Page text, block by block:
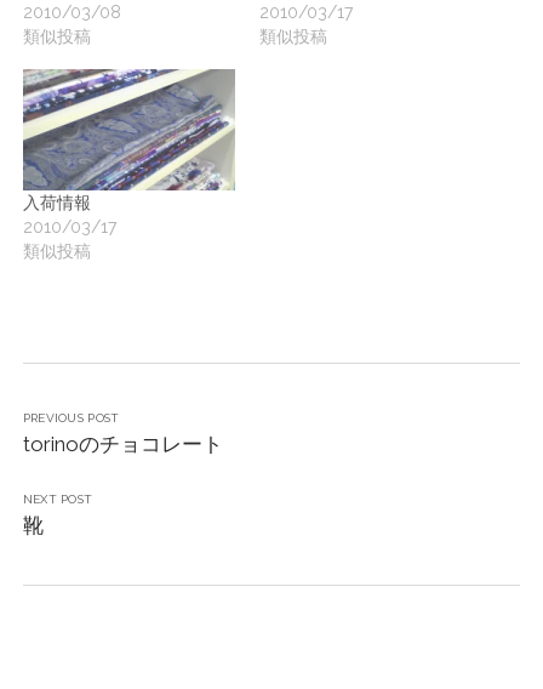
2010/03/08
類似投稿
2010/03/17
類似投稿
入荷情報
2010/03/17
類似投稿
PREVIOUS POST
torinoのチョコレート
NEXT POST
靴